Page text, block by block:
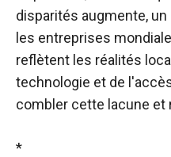
disparités augmente,
les entreprises
reflètent les réalités
technologie et de
combler cette lacune et
*